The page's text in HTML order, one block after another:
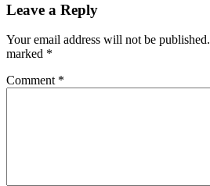
Leave a Reply
Your email address will not be published.
marked *
Comment *